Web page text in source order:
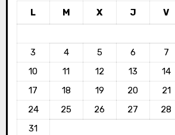
L M X J V
3
4 5 6 7
10
11 12 13 14
17
18 19 20 21
24
25 26 27 28
31